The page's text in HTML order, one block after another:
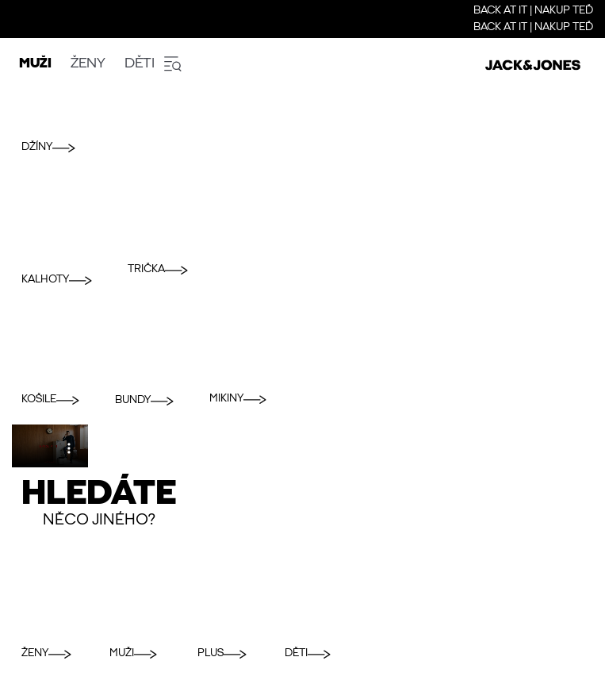
BACK AT IT | NAKUP TEĎ
BACK AT IT | NAKUP TEĎ
MUŽI ŽENY DĚTI
DŽÍNY
KALHOTY
TRIČKA
KOŠILE BUNDY MIKINY
HLEDÁTE
NĚCO JINÉHO?
ŽENY MUŽI PLUS DĚTI